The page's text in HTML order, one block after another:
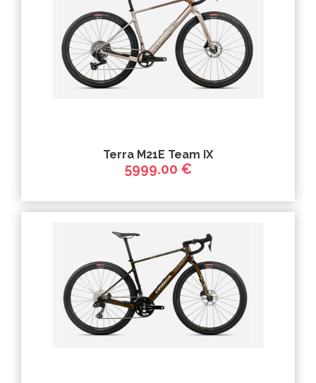
Terra M21E Team IX
5999.00 €